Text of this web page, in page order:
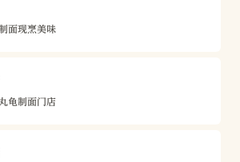
面现烹美味
龟制面门店